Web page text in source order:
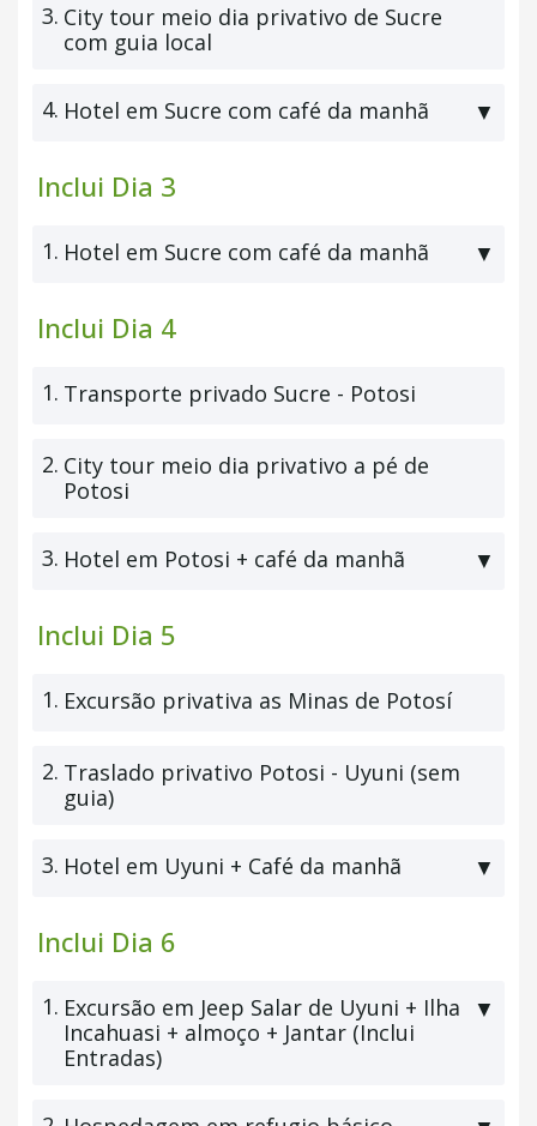
3. City tour meio dia privativo de Sucre
com guia local
4. Hotel em Sucre com café da manhã ▼
Inclui Dia 3
1. Hotel em Sucre com café da manhã ▼
Inclui Dia 4
1. Transporte privado Sucre - Potosi
2. City tour meio dia privativo a pé de
Potosi
3. Hotel em Potosi + café da manhã ▼
Inclui Dia 5
1. Excursão privativa as Minas de Potosí
2. Traslado privativo Potosi - Uyuni (sem
guia)
3. Hotel em Uyuni + Café da manhã ▼
Inclui Dia 6
1. Excursão em Jeep Salar de Uyuni + Ilha
Incahuasi + almoço + Jantar (Inclui
Entradas)
▼